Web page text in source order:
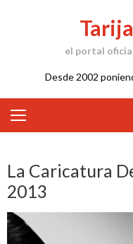
el portal
Desde 2002
La Caricatura
2013